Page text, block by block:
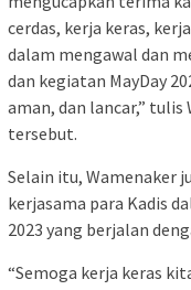
cerdas, kerja keras,
dalam mengawal dan
dan kegiatan MayDay
aman, dan lancar,”
tersebut.
Selain itu, Wamenaker
kerjasama para Kadis
2023 yang berjalan
“Semoga kerja keras